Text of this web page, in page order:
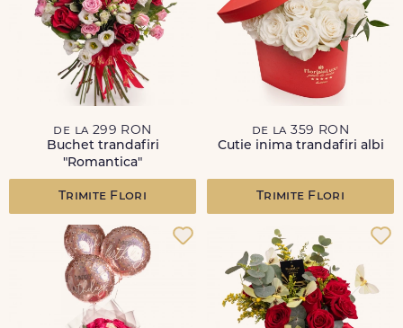
de la 299 RON
Buchet trandafiri
"Romantica"
Trimite Flori
de la 359 RON
Cutie inima trandafiri albi
Trimite Flori